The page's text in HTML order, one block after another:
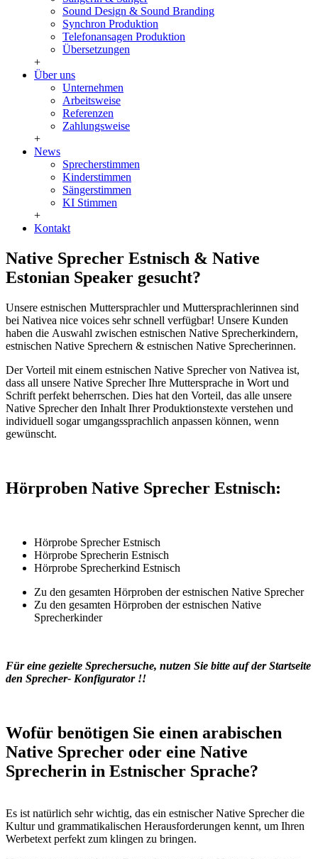
Sound Design & Sound Branding
Synchron Produktion
Telefonansagen Produktion
Übersetzungen
+
Über uns
Unternehmen
Arbeitsweise
Referenzen
Zahlungsweise
+
News
Sprecherstimmen
Kinderstimmen
Sängerstimmen
KI Stimmen
+
Kontakt
Native Sprecher Estnisch & Native
Estonian Speaker gesucht?
Unsere estnischen Muttersprachler und Muttersprachlerinnen sind
bei Nativea nice voices sehr schnell verfügbar! Unsere Kunden
haben die Auswahl zwischen estnischen Native Sprecherkindern,
estnischen Native Sprechern & estnischen Native Sprecherinnen.
Der Vorteil mit einem estnischen Native Sprecher von Nativea ist,
dass all unsere Native Sprecher Ihre Muttersprache in Wort und
Schrift perfekt beherrschen. Dies hat den Vorteil, das alle unsere
Native Sprecher den Inhalt Ihrer Produktionstexte verstehen und
individuell sogar umgangssprachlich anpassen können, wenn
gewünscht.
Hörproben Native Sprecher Estnisch:
Hörprobe Sprecher Estnisch
Hörprobe Sprecherin Estnisch
Hörprobe Sprecherkind Estnisch
Zu den gesamten Hörproben der estnischen Native Sprecher
Zu den gesamten Hörproben der estnischen Native
Sprecherkinder
Für eine gezielte Sprechersuche, nutzen Sie bitte auf der Startseite
den Sprecher- Konfigurator !!
Wofür benötigen Sie einen arabischen
Native Sprecher oder eine Native
Sprecherin in Estnischer Sprache?
Es ist natürlich sehr wichtig, das ein estnischer Native Sprecher die
Kultur und grammatikalischen Herausforderungen kennt, um Ihren
Werbetext perfekt zum klingen zu bringen.